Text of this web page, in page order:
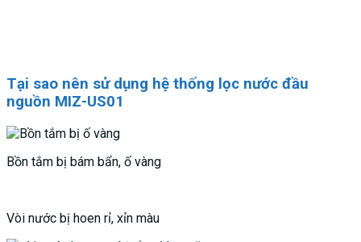
Tại sao nên sử dụng hệ thống lọc nước đầu
nguồn MIZ-US01
Bồn tắm bị bám bẩn, ố vàng
Vòi nước bị hoen rỉ, xỉn màu